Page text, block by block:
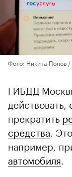
Фото: Никита-Попов /
ГИБДД
прекратить
средства .
например,
автомобиля